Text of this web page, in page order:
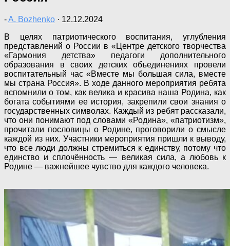
-A. Bozhenko · 12.12.2024
В целях патриотического воспитания, углубления
представлений о России в «Центре детского творчества
«Гармония детства» педагоги дополнительного
образования в своих детских объединениях провели
воспитательный час «Вместе мы большая сила, вместе
мы страна Россия». В ходе данного мероприятия ребята
вспомнили о том, как велика и красива наша Родина, как
богата событиями ее история, закрепили свои знания о
государственных символах. Каждый из ребят рассказали,
что они понимают под словами «Родина», «патриотизм»,
прочитали пословицы о Родине, проговорили о смысле
каждой из них. Участники мероприятия пришли к выводу,
что все люди должны стремиться к единству, потому что
единство и сплочённость — великая сила, а любовь к
Родине — важнейшее чувство для каждого человека.